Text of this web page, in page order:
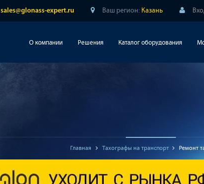
sales@glonass-expert.ru Ваш регион: Казань
О компании Решения Каталог оборудования
Главная Тахографы на транспорт Ремонт